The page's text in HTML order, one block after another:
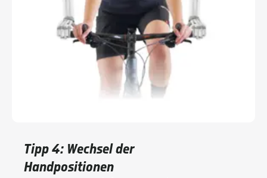
Tipp 4: Wechsel der
Handpositionen